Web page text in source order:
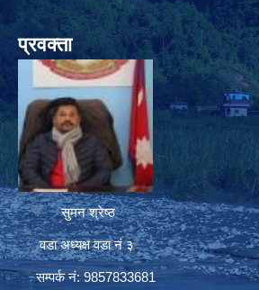
प्रवक्ता
सुमन श्रेष्ठ
वडा अध्यक्ष वडा नं ३
सम्पर्क नं: 9857833681